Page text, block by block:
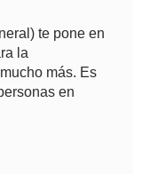
te pone en
la
más. Es
en